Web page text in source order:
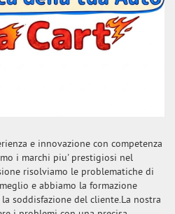
e innovazione con competenza
i marchi piu' prestigiosi nel
risolviamo le problematiche di
e abbiamo la formazione
soddisfazione del cliente.La nostra